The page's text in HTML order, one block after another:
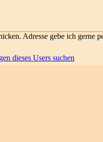
Adresse gebe ich gerne